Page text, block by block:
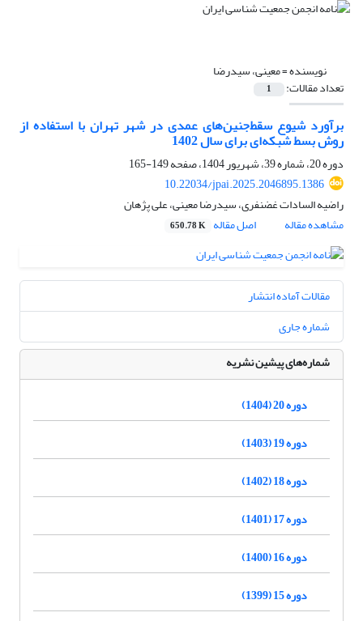
نویسنده =معینی، سیدرضا
تعداد مقالات: 1
برآورد شیوع سقط‌جنین‌های عمدی در شهر تهران با استفاده از
روش بسط شبکه‌ای برای سال 1402
دوره 20، شماره 39، شهریور 1404، صفحه
149-165
10.22034/jpai.2025.2046895.1386
راضیه السادات غضنفری، سیدرضا معینی، علی پژهان
مشاهده مقاله
اصل مقاله 650.78 K
مقالات آماده انتشار
شماره جاری
شماره‌های پیشین نشریه
دوره 20 (1404)
دوره 19 (1403)
دوره 18 (1402)
دوره 17 (1401)
دوره 16 (1400)
دوره 15 (1399)